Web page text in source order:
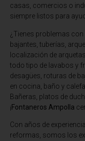
casas, comercios o
siempre listos para
¿Tienes problemas
bajantes, tuberías,
localización de
todo tipo de lavabos y
desagües, roturas de
en cocina, baño y
Bañeras, platos de
¡Fontaneros Ampolla
Con años de
reformas, somos los